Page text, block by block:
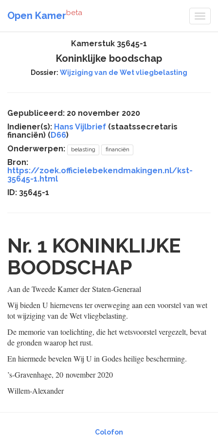
Open Kamerbeta
Kamerstuk 35645-1
Koninklijke boodschap
Dossier: Wijziging van de Wet vliegbelasting
Gepubliceerd: 20 november 2020
Indiener(s): Hans Vijlbrief (staatssecretaris
financiën) (D66)
Onderwerpen:
belasting financiën
Bron:
https://zoek.officielebekendmakingen.nl/kst-
35645-1.html
ID: 35645-1
Nr. 1 KONINKLIJKE
BOODSCHAP
Aan de Tweede Kamer der Staten-Generaal
Wij bieden U hiernevens ter overweging aan een voorstel van wet
tot wijziging van de Wet vliegbelasting.
De memorie van toelichting, die het wetsvoorstel vergezelt, bevat
de gronden waarop het rust.
En hiermede bevelen Wij U in Godes heilige bescherming.
’s-Gravenhage, 20 november 2020
Willem-Alexander
Colofon